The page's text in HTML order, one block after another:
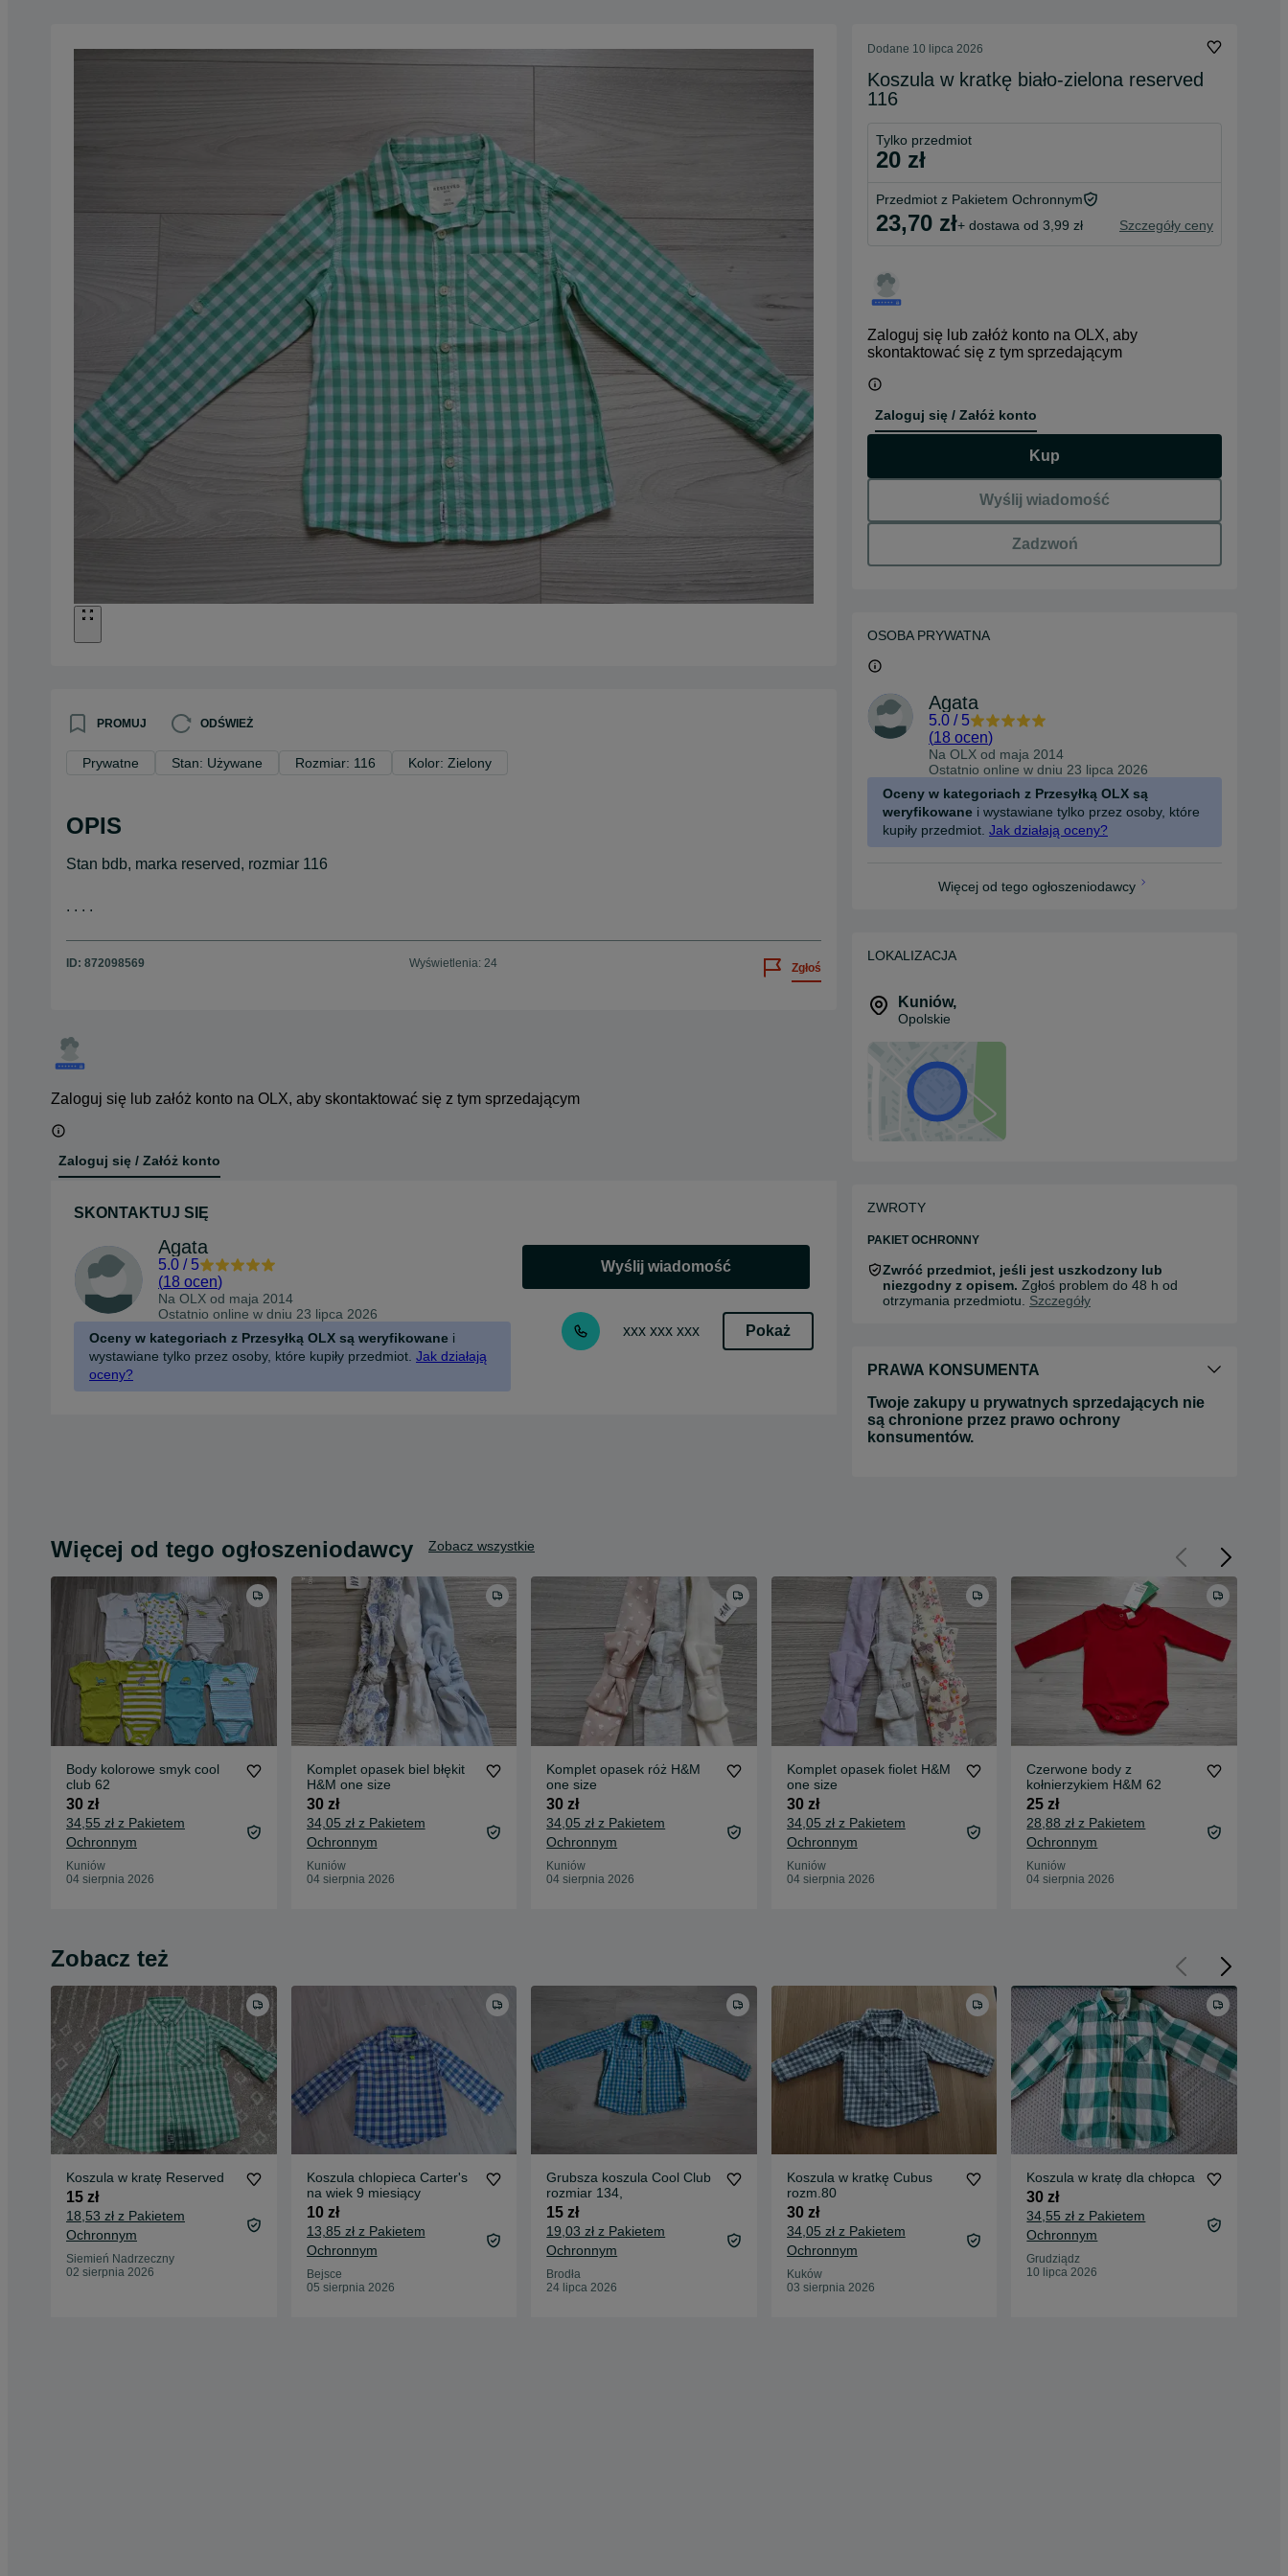
PROMUJ ODŚWIEŻ
Prywatne Stan: Używane Rozmiar: 116 Kolor: Zielony
OPIS
Stan bdb, marka reserved, rozmiar 116
. . . .
ID: 872098569 Wyświetlenia: 24 Zgłoś
Zaloguj się lub załóż konto na OLX, aby skontaktować się z tym sprzedającym
Zaloguj się / Załóż konto
SKONTAKTUJ SIĘ
Agata
5.0 / 5
(18 ocen)
Na OLX od maja 2014
Ostatnio online w dniu 23 lipca 2026
Oceny w kategoriach z Przesyłką OLX są weryfikowane i
wystawiane tylko przez osoby, które kupiły przedmiot. Jak działają
oceny?
Wyślij wiadomość
xxx xxx xxx Pokaż
Dodane 10 lipca 2026
Koszula w kratkę biało-zielona reserved
116
Tylko przedmiot
20 zł
Przedmiot z Pakietem Ochronnym
23,70 zł+ dostawa od 3,99 zł Szczegóły ceny
Zaloguj się lub załóż konto na OLX, aby
skontaktować się z tym sprzedającym
Zaloguj się / Załóż konto
Kup
Wyślij wiadomość
Zadzwoń
OSOBA PRYWATNA
Agata
5.0 / 5
(18 ocen)
Na OLX od maja 2014
Ostatnio online w dniu 23 lipca 2026
Oceny w kategoriach z Przesyłką OLX są
weryfikowane i wystawiane tylko przez osoby, które
kupiły przedmiot. Jak działają oceny?
Więcej od tego ogłoszeniodawcy
LOKALIZACJA
Kuniów,
Opolskie
ZWROTY
PAKIET OCHRONNY
Zwróć przedmiot, jeśli jest uszkodzony lub
niezgodny z opisem. Zgłoś problem do 48 h od
otrzymania przedmiotu. Szczegóły
PRAWA KONSUMENTA
Twoje zakupy u prywatnych sprzedających nie
są chronione przez prawo ochrony
konsumentów.
Więcej od tego ogłoszeniodawcy Zobacz wszystkie
Body kolorowe smyk cool
club 62
30 zł
34,55 zł z Pakietem
Ochronnym
Kuniów
04 sierpnia 2026
Komplet opasek biel błękit
H&M one size
30 zł
34,05 zł z Pakietem
Ochronnym
Kuniów
04 sierpnia 2026
Komplet opasek róż H&M
one size
30 zł
34,05 zł z Pakietem
Ochronnym
Kuniów
04 sierpnia 2026
Komplet opasek fiolet H&M
one size
30 zł
34,05 zł z Pakietem
Ochronnym
Kuniów
04 sierpnia 2026
Czerwone body z
kołnierzykiem H&M 62
25 zł
28,88 zł z Pakietem
Ochronnym
Kuniów
04 sierpnia 2026
Zobacz też
Koszula w kratę Reserved
15 zł
18,53 zł z Pakietem
Ochronnym
Siemień Nadrzeczny
02 sierpnia 2026
Koszula chlopieca Carter's
na wiek 9 miesiący
10 zł
13,85 zł z Pakietem
Ochronnym
Bejsce
05 sierpnia 2026
Grubsza koszula Cool Club
rozmiar 134,
15 zł
19,03 zł z Pakietem
Ochronnym
Brodła
24 lipca 2026
Koszula w kratkę Cubus
rozm.80
30 zł
34,05 zł z Pakietem
Ochronnym
Kuków
03 sierpnia 2026
Koszula w kratę dla chłopca
30 zł
34,55 zł z Pakietem
Ochronnym
Grudziądz
10 lipca 2026